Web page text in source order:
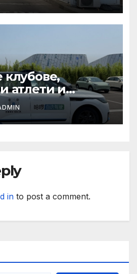
нарушения
клубове,
атлети и
имат
подкрепа
я осигурим
in to post a comment.